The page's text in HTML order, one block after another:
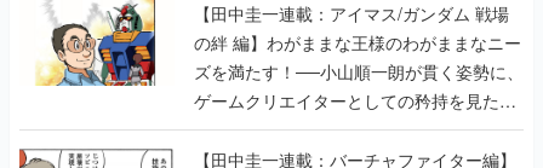
【田中圭一連載：アイマス/ガンダム 戦場
の絆 編】わがままな王様のわがままなニー
ズを満たす！──小山順一朗が貫く姿勢に、
ゲームクリエイターとしての矜持を見た
【若ゲのいたり最終回】
【田中圭一連載：バーチャファイター編】